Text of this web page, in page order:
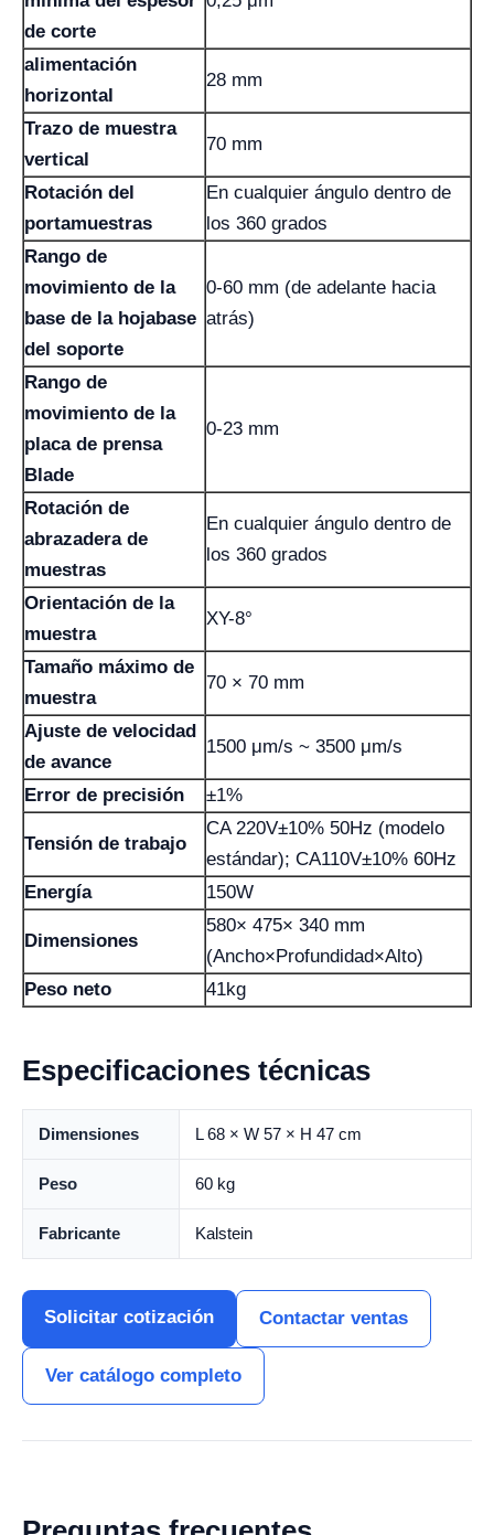
de corte
alimentación
horizontal
28 mm
Trazo de muestra
vertical
70 mm
Rotación del
portamuestras
En cualquier ángulo dentro de
los 360 grados
Rango de
movimiento de la
base de la hojabase
del soporte
0-60 mm (de adelante hacia
atrás)
Rango de
movimiento de la
placa de prensa
Blade
0-23 mm
Rotación de
abrazadera de
muestras
En cualquier ángulo dentro de
los 360 grados
Orientación de la
muestra
XY-8°
Tamaño máximo de
muestra
70 × 70 mm
Ajuste de velocidad
de avance
1500 μm/s ~ 3500 μm/s
Error de precisión ±1%
Tensión de trabajo
CA 220V±10% 50Hz (modelo
estándar); CA110V±10% 60Hz
Energía
150W
Dimensiones
580× 475× 340 mm
(Ancho×Profundidad×Alto)
Peso neto
41kg
Especificaciones técnicas
Dimensiones L 68 × W 57 × H 47 cm
Peso 60 kg
Fabricante Kalstein
Solicitar cotización Contactar ventas
Ver catálogo completo